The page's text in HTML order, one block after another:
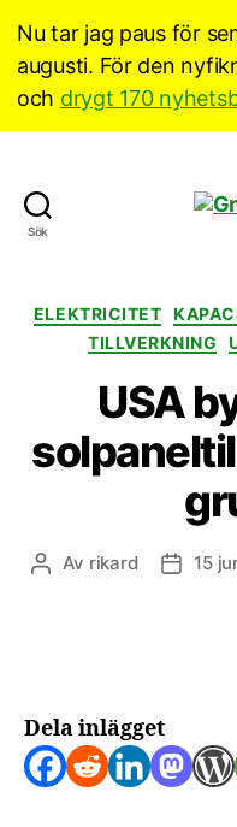
Nu tar jag paus för
augusti. För den
och drygt 170
Sök
ELEKTRICITET
TILLVERKNING
USA
Inläggsförfattare
Av rikard 15
Dela inlägget